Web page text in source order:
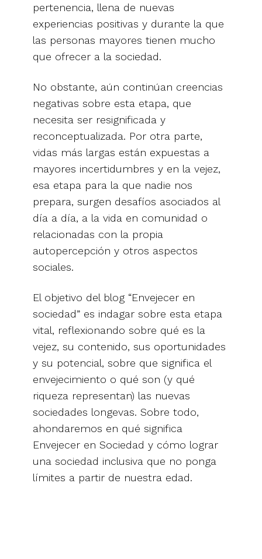
pertenencia, llena de nuevas
experiencias positivas y durante la que
las personas mayores tienen mucho
que ofrecer a la sociedad.
No obstante, aún continúan creencias
negativas sobre esta etapa, que
necesita ser resignificada y
reconceptualizada. Por otra parte,
vidas más largas están expuestas a
mayores incertidumbres y en la vejez,
esa etapa para la que nadie nos
prepara, surgen desafíos asociados al
día a día, a la vida en comunidad o
relacionadas con la propia
autopercepción y otros aspectos
sociales.
El objetivo del blog “Envejecer en
sociedad” es indagar sobre esta etapa
vital, reflexionando sobre qué es la
vejez, su contenido, sus oportunidades
y su potencial, sobre que significa el
envejecimiento o qué son (y qué
riqueza representan) las nuevas
sociedades longevas. Sobre todo,
ahondaremos en qué significa
Envejecer en Sociedad y cómo lograr
una sociedad inclusiva que no ponga
límites a partir de nuestra edad.